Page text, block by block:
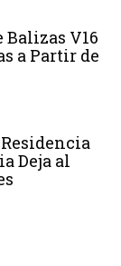
Balizas V16
a Partir de
Deja al